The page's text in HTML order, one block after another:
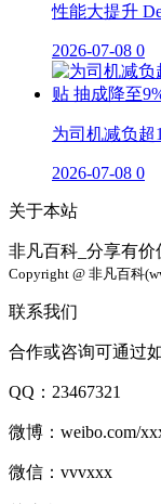
性能大提升
2026-07-08 0
为司机减负
2026-07-08 0
关于本站
非凡百科_分享有价
Copyright @ 非凡百科
联系我们
合作或咨询可通过
QQ：23467321
微博：weibo.com/
微信：vvvxxx